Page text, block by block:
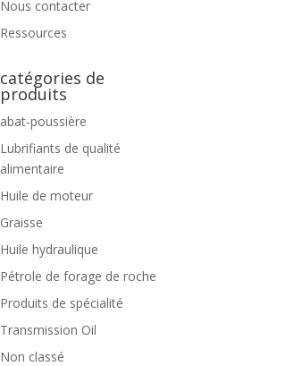
Nous contacter
Ressources
catégories de
produits
abat-poussière
Lubrifiants de qualité
alimentaire
Huile de moteur
Graisse
Huile hydraulique
Pétrole de forage de roche
Produits de spécialité
Transmission Oil
Non classé